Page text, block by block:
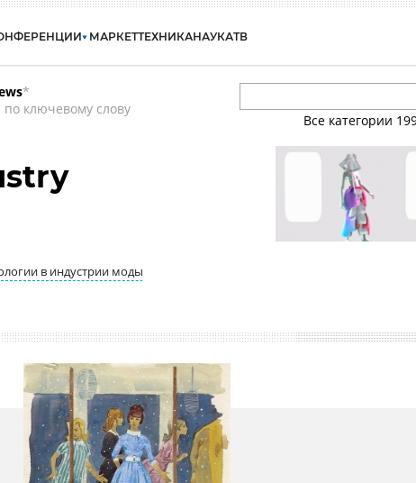
МАРКЕТТЕХНИКАНАУКАТВ
*
ключевому слову
Все категории
в индустрии моды